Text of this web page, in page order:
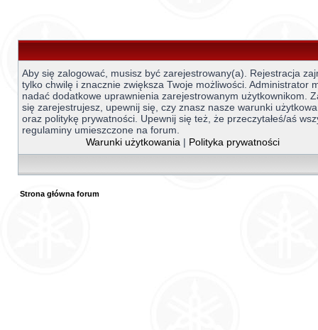
Aby się zalogować, musisz być zarejestrowany(a). Rejestracja
tylko chwilę i znacznie zwiększa Twoje możliwości. Administrator
nadać dodatkowe uprawnienia zarejestrowanym użytkownikom.
się zarejestrujesz, upewnij się, czy znasz nasze warunki
oraz politykę prywatności. Upewnij się też, że przeczytałeś/aś
regulaminy umieszczone na forum.
Warunki użytkowania | Polityka prywatności
Strona główna forum